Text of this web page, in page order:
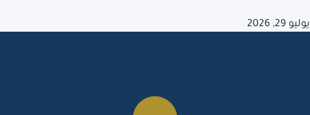
يوليو 29, 2026